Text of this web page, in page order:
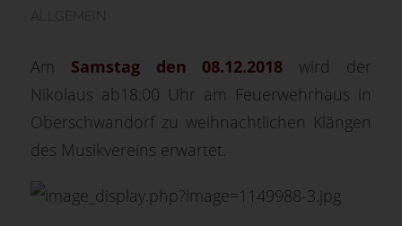
Am Samstag den 08.12.2018 wird der
Nikolaus ab18:00 Uhr am Feuerwehrhaus in
Oberschwandorf zu weihnachtlichen Klängen
des Musikvereins erwartet.